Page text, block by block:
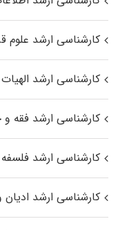
کارشناسی ارشد علوم
کارشناسی ارشد
کارشناسی ارشد فقه
کارشناسی ارشد
کارشناسی ارشد